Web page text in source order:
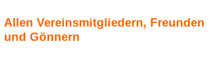
Allen Vereinsmitgliedern, Freunden
und Gönnern